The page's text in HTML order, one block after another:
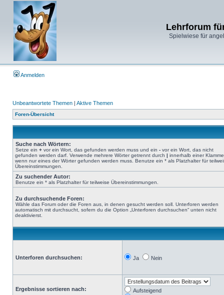
Lehrforum
Spielwiese für
Anmelden
Unbeantwortete Themen | Aktive Themen
Foren-Übersicht
Suche nach Wörtern:
Setze ein + vor ein Wort, das gefunden werden muss und ein - vor ein Wort, das nicht
gefunden werden darf. Verwende mehrere Wörter getrennt durch | innerhalb einer
wenn nur eines der Wörter gefunden werden muss. Benutze ein * als Platzhalter für
Übereinstimmungen.
Zu suchender Autor:
Benutze ein * als Platzhalter für teilweise Übereinstimmungen.
Zu durchsuchende Foren:
Wähle das Forum oder die Foren aus, in denen gesucht werden soll. Unterforen werden
automatisch mit durchsucht, sofern du die Option „Unterforen durchsuchen“ unten nicht
deaktivierst.
Unterforen durchsuchen: Ja Nein
Ergebnisse sortieren nach:
Aufsteigend